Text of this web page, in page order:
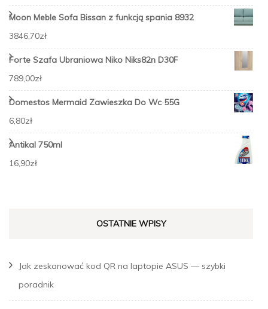
Moon Meble Sofa Bissan z funkcją spania 8932
3846,70zł
Forte Szafa Ubraniowa Niko Niks82n D30F
789,00zł
Domestos Mermaid Zawieszka Do Wc 55G
6,80zł
Antikal 750ml
16,90zł
OSTATNIE WPISY
Jak zeskanować kod QR na laptopie ASUS — szybki
poradnik